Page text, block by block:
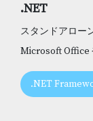
.NET
スタンドアロー
Microsoft Office
.NET